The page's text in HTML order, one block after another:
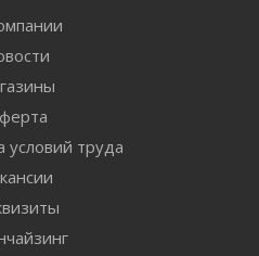
условий труда